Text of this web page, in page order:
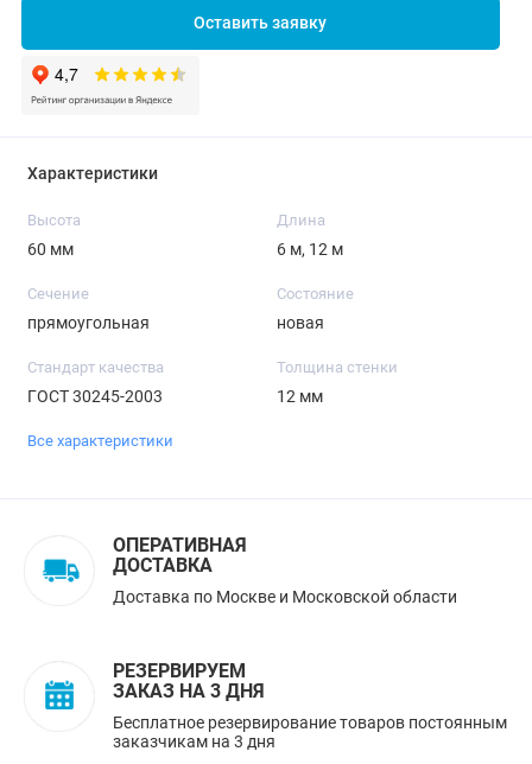
Оставить заявку
Характеристики
Высота
60 мм
Длина
6 м, 12 м
Сечение
прямоугольная
Состояние
новая
Стандарт качества
ГОСТ 30245-2003
Толщина стенки
12 мм
Все характеристики
ОПЕРАТИВНАЯ
ДОСТАВКА
Доставка по Москве и Московской области
РЕЗЕРВИРУЕМ
ЗАКАЗ НА 3 ДНЯ
Бесплатное резервирование товаров постоянным
заказчикам на 3 дня